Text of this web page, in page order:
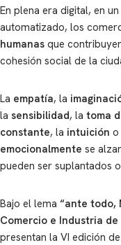
En plena era digital, en
automatizado, los
humanas que
cohesión social de la
La empatía, la
la sensibilidad, la toma
constante, la intuición o
emocionalmente se
pueden ser suplantados
Bajo el lema “ante todo,
Comercio e Industria de
presentan la VI edición